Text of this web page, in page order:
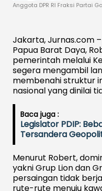
Anggota DPR RI Fraksi Partai
Jakarta, Jurnas.com
Papua Barat Daya,
pemerintah melalui
segera mengambil
membenahi struktur
nasional yang dinilai
Baca juga :
Legislator PDIP:
Tersandera
Menurut Robert,
yakni Grup Lion dan
persaingan tidak
rute-rute menuju